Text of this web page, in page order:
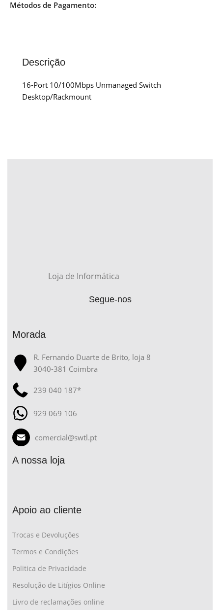
Métodos de Pagamento:
Descrição
16-Port 10/100Mbps Unmanaged Switch
Desktop/Rackmount
Loja de Informática
Segue-nos
Morada
R. Fernando Duarte de Brito, loja 8
3040-381 Coimbra
239 040 187*
929 069 106
comercial@swtl.pt
A nossa loja
Apoio ao cliente
Trocas e Devoluções
Termos e Condições
Politica de Privacidade
Resolução de Litígios Online
Livro de reclamações online